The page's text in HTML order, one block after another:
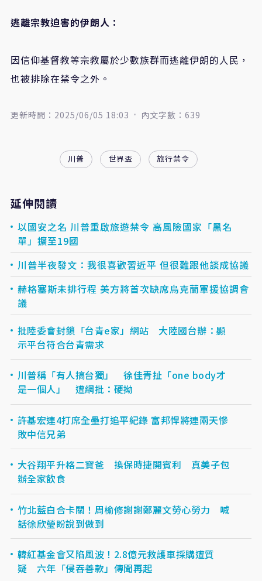
逃離宗教迫害的伊朗人：
因信仰基督教等宗教屬於少數族群而逃離伊朗的人民，
也被排除在禁令之外。
更新時間：2025/06/05 18:03 內文字數：639
川普 世界盃 旅行禁令
延伸閱讀
以國安之名 川普重啟旅遊禁令 高風險國家「黑名
單」擴至19國
川普半夜發文：我很喜歡習近平 但很難跟他談成協議
赫格塞斯未排行程 美方將首次缺席烏克蘭軍援協調會
議
批陸委會封鎖「台青e家」網站 大陸國台辦：顯
示平台符合台青需求
川普稱「有人搞台獨」 徐佳青扯「one body才
是一個人」 遭網批：硬拗
許基宏連4打席全壘打追平紀錄 富邦悍將連兩天慘
敗中信兄弟
大谷翔平升格二寶爸 換保時捷開賓利 真美子包
辦全家飲食
竹北藍白合卡關！周榆修謝謝鄭麗文勞心勞力 喊
話徐欣瑩盼說到做到
韓紅基金會又陷風波！2.8億元救護車採購遭質
疑 六年「侵吞善款」傳聞再起